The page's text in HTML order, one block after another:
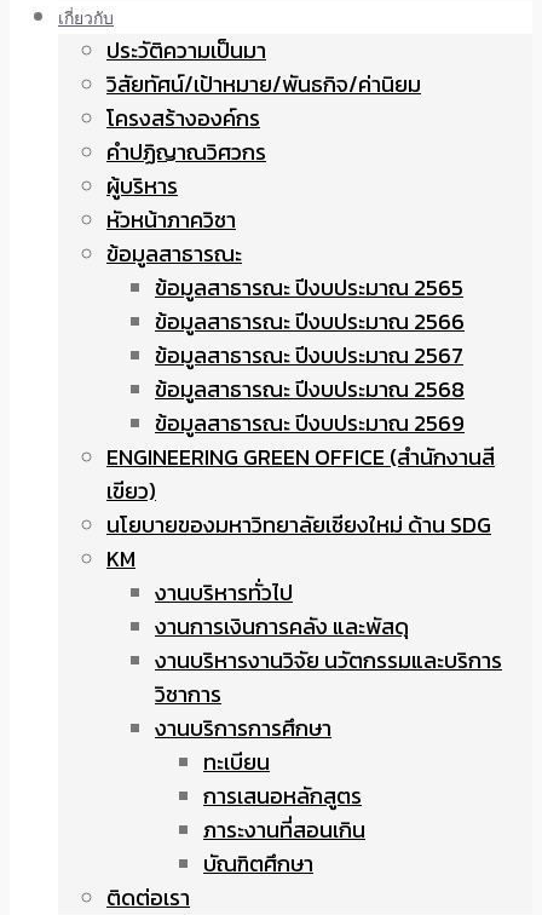
เกี่ยวกับ
ประวัติความเป็นมา
วิสัยทัศน์/เป้าหมาย/พันธกิจ/ค่านิยม
โครงสร้างองค์กร
คำปฏิญาณวิศวกร
ผู้บริหาร
หัวหน้าภาควิชา
ข้อมูลสาธารณะ
ข้อมูลสาธารณะ ปีงบประมาณ 2565
ข้อมูลสาธารณะ ปีงบประมาณ 2566
ข้อมูลสาธารณะ ปีงบประมาณ 2567
ข้อมูลสาธารณะ ปีงบประมาณ 2568
ข้อมูลสาธารณะ ปีงบประมาณ 2569
ENGINEERING GREEN OFFICE (สำนักงานสี
เขียว)
นโยบายของมหาวิทยาลัยเชียงใหม่ ด้าน SDG
KM
งานบริหารทั่วไป
งานการเงินการคลัง และพัสดุ
งานบริหารงานวิจัย นวัตกรรมและบริการ
วิชาการ
งานบริการการศึกษา
ทะเบียน
การเสนอหลักสูตร
ภาระงานที่สอนเกิน
บัณฑิตศึกษา
ติดต่อเรา